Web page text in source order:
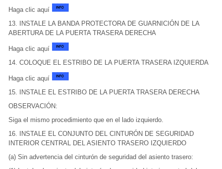
Haga clic aquí
13. INSTALE LA BANDA PROTECTORA DE GUARNICIÓN DE LA
ABERTURA DE LA PUERTA TRASERA DERECHA
Haga clic aquí
14. COLOQUE EL ESTRIBO DE LA PUERTA TRASERA IZQUIERDA
Haga clic aquí
15. INSTALE EL ESTRIBO DE LA PUERTA TRASERA DERECHA
OBSERVACIÓN:
Siga el mismo procedimiento que en el lado izquierdo.
16. INSTALE EL CONJUNTO DEL CINTURÓN DE SEGURIDAD
INTERIOR CENTRAL DEL ASIENTO TRASERO IZQUIERDO
(a) Sin advertencia del cinturón de seguridad del asiento trasero: